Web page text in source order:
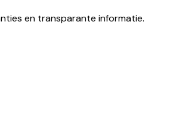
en transparante informatie.